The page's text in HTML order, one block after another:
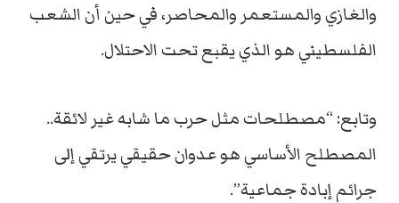
والغازي والمستعمر والمحاصر، في حين أن الشعب
الفلسطيني هو الذي يقبع تحت الاحتلال.
وتابع: “مصطلحات مثل حرب ما شابه غير لائقة..
المصطلح الأساسي هو عدوان حقيقي يرتقي إلى
جرائم إبادة جماعية”.